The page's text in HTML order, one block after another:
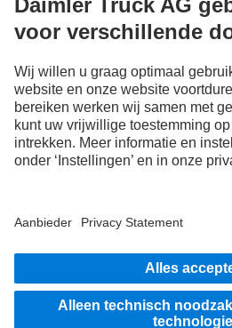
LANGUAGE
FR
Aanbieder
Privacyverklaringen
Gegevensbescherming testvoertuigen
Overige privacyverklaringen